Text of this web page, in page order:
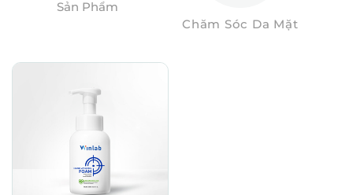
Sản Phẩm
Chăm Sóc Da Mặt